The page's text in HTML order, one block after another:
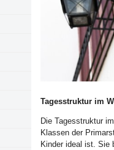
Tagesstruktur im
Die Tagesstruktur im
Klassen der
Kinder ideal ist. Sie